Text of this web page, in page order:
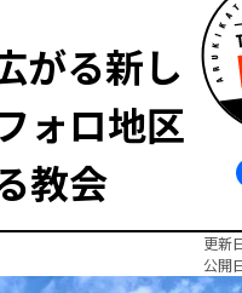
がる新し
ォロ地区
教会
更新
公開